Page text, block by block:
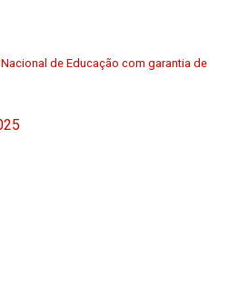
de Educação com garantia de